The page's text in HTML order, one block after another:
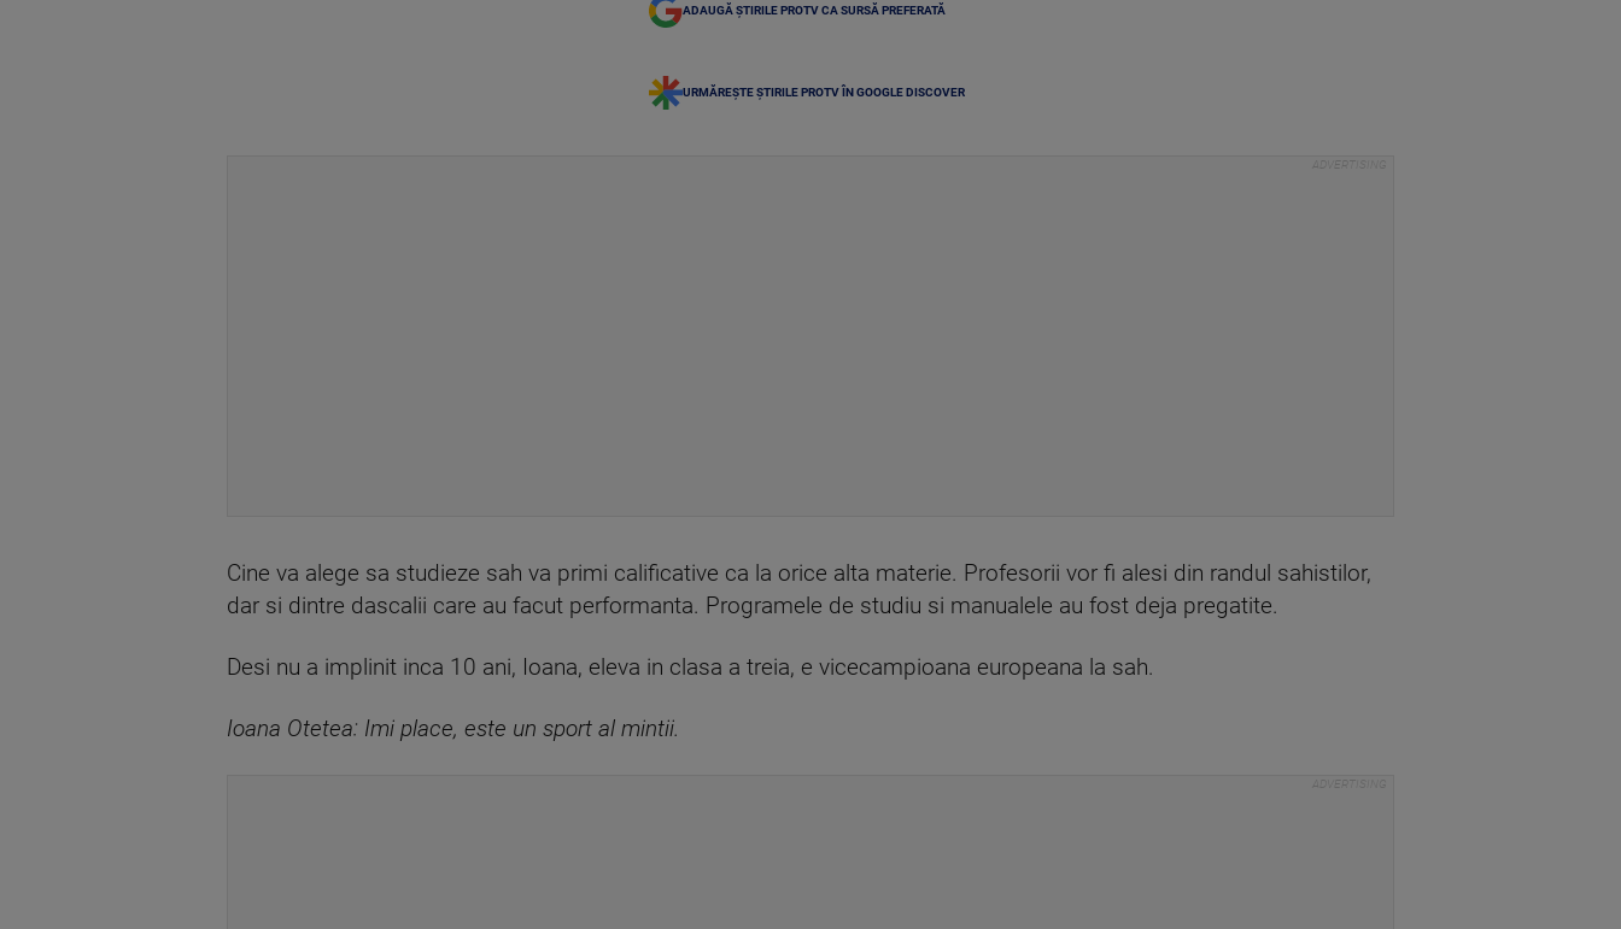
ADAUGĂ ȘTIRILE PROTV CA SURSĂ PREFERATĂ
URMĂREȘTE ȘTIRILE PROTV ÎN GOOGLE DISCOVER
Cine va alege sa studieze sah va primi calificative ca la orice alta materie. Profesorii vor fi alesi din randul sahistilor,
dar si dintre dascalii care au facut performanta. Programele de studiu si manualele au fost deja pregatite.
Desi nu a implinit inca 10 ani, Ioana, eleva in clasa a treia, e vicecampioana europeana la sah.
Ioana Otetea: Imi place, este un sport al mintii.